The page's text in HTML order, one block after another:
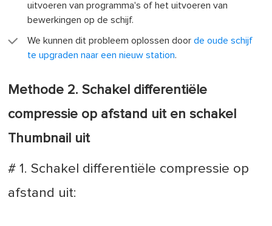
uitvoeren van programma's of het uitvoeren van
bewerkingen op de schijf.
We kunnen dit probleem oplossen doorde oude schijf
te upgraden naar een nieuw station.
Methode 2. Schakel differentiële
compressie op afstand uit en schakel
Thumbnail uit
# 1. Schakel differentiële compressie op
afstand uit: